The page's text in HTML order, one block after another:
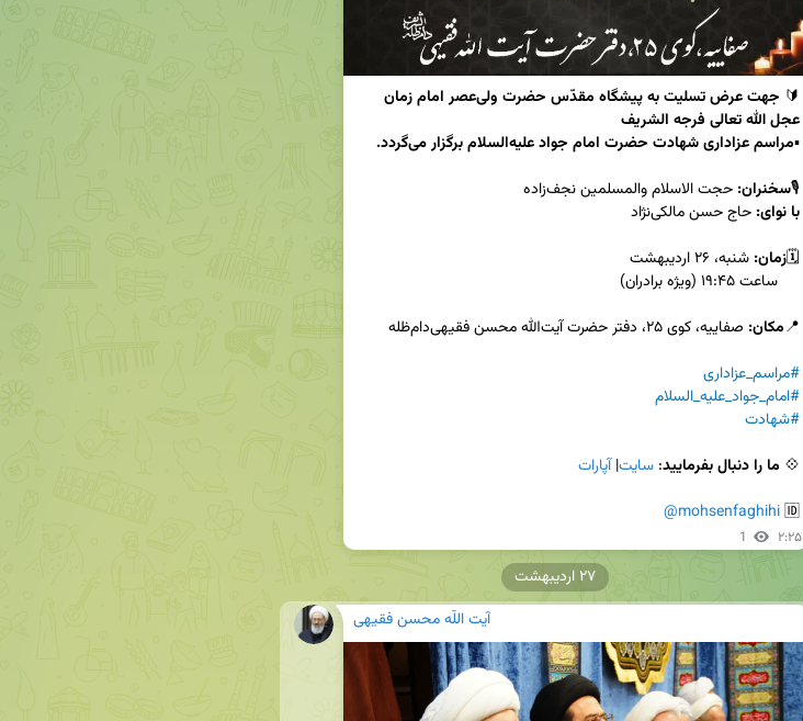
🔰
عجل الله تعالی فرجه الشریف
▪️مراسم عزاداری شهادت حضرت امام جواد علیه‌السلام برگزار می‌گردد.
🎙سخنران: حجت الاسلام والمسلمین نجف‌زاده
با نوای:
🗓زمان:
📍مکان:
#مراسم_عزاداری
#امام_جواد_علیه_السلام
#شهادت
💠 ما را دنبال بفرمایید: سایت| آپارات
🆔
@mohsenfaghihi
1 ۲:۲۵
آیت اللّه محسن فقیهی
۲۷ اردیبهشت